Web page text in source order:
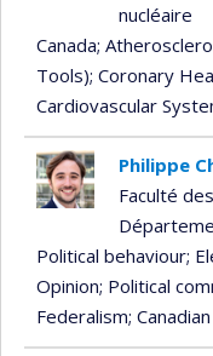
nucléaire
Canada;
Tools); Coronary
Cardiovascular
Philippe
Faculté
Political behaviour;
Opinion; Political
Federalism;